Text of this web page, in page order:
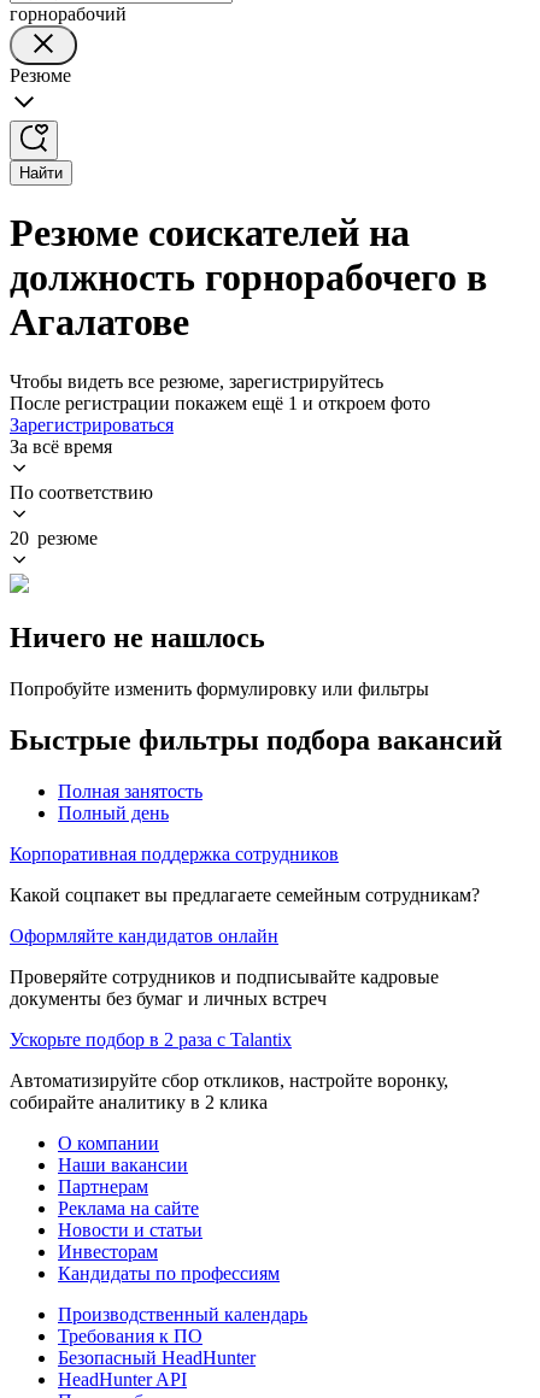
горнорабочий
Резюме
Найти
Резюме соискателей на
должность горнорабочего в
Агалатове
Чтобы видеть все резюме, зарегистрируйтесь
После регистрации покажем ещё 1 и откроем фото
Зарегистрироваться
За всё время
По соответствию
20 резюме
Ничего не нашлось
Попробуйте изменить формулировку или фильтры
Быстрые фильтры подбора вакансий
Полная занятость
Полный день
Корпоративная поддержка сотрудников
Какой соцпакет вы предлагаете семейным сотрудникам?
Оформляйте кандидатов онлайн
Проверяйте сотрудников и подписывайте кадровые
документы без бумаг и личных встреч
Ускорьте подбор в 2 раза с Talantix
Автоматизируйте сбор откликов, настройте воронку,
собирайте аналитику в 2 клика
О компании
Наши вакансии
Партнерам
Реклама на сайте
Новости и статьи
Инвесторам
Кандидаты по профессиям
Производственный календарь
Требования к ПО
Безопасный HeadHunter
HeadHunter API